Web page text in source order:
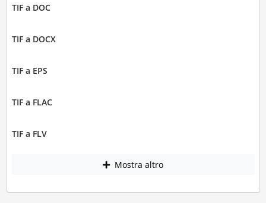
TIF a DOC
TIF a DOCX
TIF a EPS
TIF a FLAC
TIF a FLV
Mostra altro